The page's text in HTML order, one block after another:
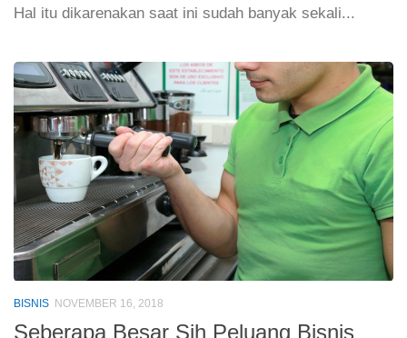
Hal itu dikarenakan saat ini sudah banyak sekali...
BISNIS NOVEMBER 16, 2018
Seberapa Besar Sih Peluang Bisnis